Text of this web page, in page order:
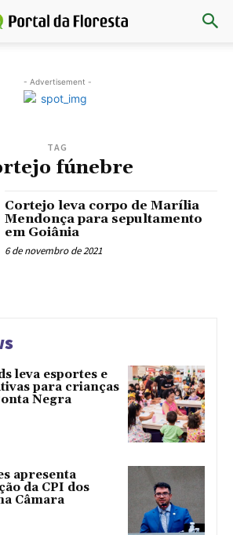
- Advertisement -
TAG
fúnebre
Cortejo leva corpo de Marília
Mendonça para sepultamento
em Goiânia
6 de novembro de 2021
leva esportes e
para crianças
Negra
apresenta
da CPI dos
Câmara